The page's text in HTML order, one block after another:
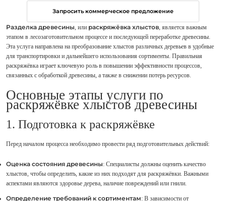
Запросить коммерческое предложение
Разделка древесины, или раскряжёвка хлыстов, является важным
этапом в лесозаготовительном процессе и последующей переработке древесины.
Эта услуга направлена на преобразование хлыстов различных деревьев в удобные
для транспортировки и дальнейшего использования сортименты. Правильная
раскряжёвка играет ключевую роль в повышении эффективности процессов,
связанных с обработкой древесины, а также в снижении потерь ресурсов.
Основные этапы услуги по
раскряжёвке хлыстов древесины
1. Подготовка к раскряжёвке
Перед началом процесса необходимо провести ряд подготовительных действий:
Оценка состояния древесины: Специалисты должны оценить качество
хлыстов, чтобы определить, какие из них подходят для раскряжёвки. Важными
аспектами являются здоровье дерева, наличие повреждений или гнили.
Определение требований к сортиментам: В зависимости от